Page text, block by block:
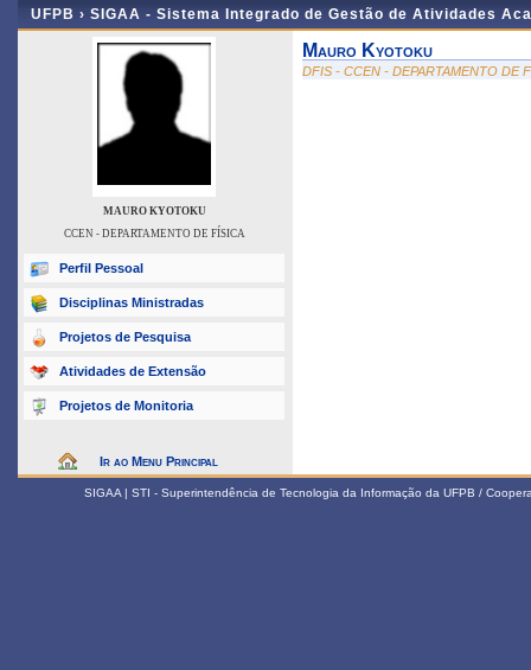
UFPB › SIGAA - Sistema Integrado de Gestão de Atividades
MAURO KYOTOKU
CCEN - DEPARTAMENTO DE FÍSICA
Perfil Pessoal
Disciplinas Ministradas
Projetos de Pesquisa
Atividades de Extensão
Projetos de Monitoria
Ir ao Menu Principal
Mauro Kyotoku
DFIS - CCEN - DEPARTAMENTO DE
SIGAA | STI - Superintendência de Tecnologia da Informação da UFPB /